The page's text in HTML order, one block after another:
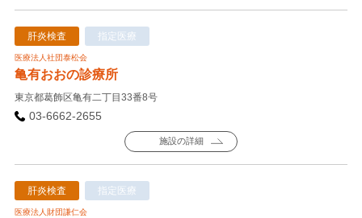
肝炎検査 指定医療
医療法人社団泰松会
亀有おおの診療所
東京都葛飾区亀有二丁目33番8号
03-6662-2655
施設の詳細
肝炎検査 指定医療
医療法人財団謙仁会